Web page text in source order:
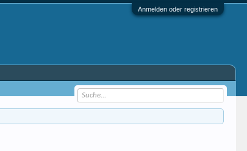
Anmelden oder registrieren